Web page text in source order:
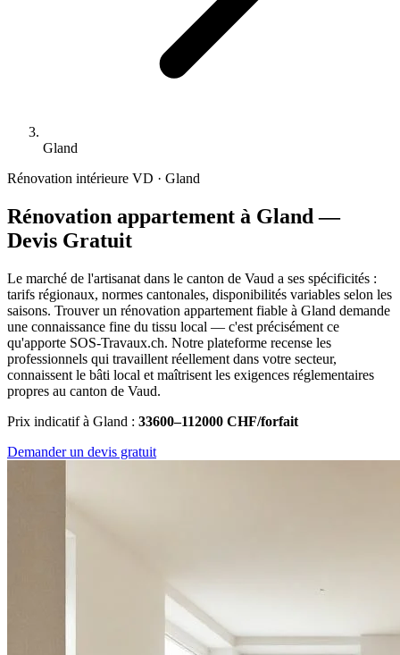
Gland
Rénovation intérieure VD · Gland
Rénovation appartement à Gland —
Devis Gratuit
Le marché de l'artisanat dans le canton de Vaud a ses spécificités :
tarifs régionaux, normes cantonales, disponibilités variables selon les
saisons. Trouver un rénovation appartement fiable à Gland demande
une connaissance fine du tissu local — c'est précisément ce
qu'apporte SOS-Travaux.ch. Notre plateforme recense les
professionnels qui travaillent réellement dans votre secteur,
connaissent le bâti local et maîtrisent les exigences réglementaires
propres au canton de Vaud.
Prix indicatif à Gland : 33600–112000 CHF/forfait
Demander un devis gratuit